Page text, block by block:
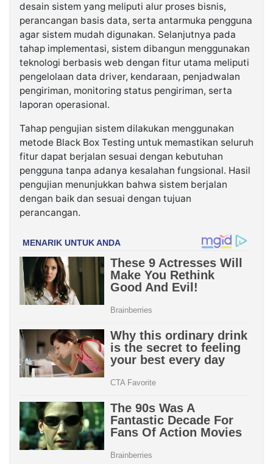
desain sistem yang meliputi alur proses bisnis,
perancangan basis data, serta antarmuka pengguna
agar sistem mudah digunakan. Selanjutnya pada
tahap implementasi, sistem dibangun menggunakan
teknologi berbasis web dengan fitur utama meliputi
pengelolaan data driver, kendaraan, penjadwalan
pengiriman, monitoring status pengiriman, serta
laporan operasional.
Tahap pengujian sistem dilakukan menggunakan
metode Black Box Testing untuk memastikan seluruh
fitur dapat berjalan sesuai dengan kebutuhan
pengguna tanpa adanya kesalahan fungsional. Hasil
pengujian menunjukkan bahwa sistem berjalan
dengan baik dan sesuai dengan tujuan
perancangan.